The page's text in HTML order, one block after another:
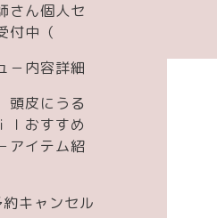
さん個人セ
付中（
－内容詳細
皮にうる
ｌおすすめ
アイテム紹
キャンセル